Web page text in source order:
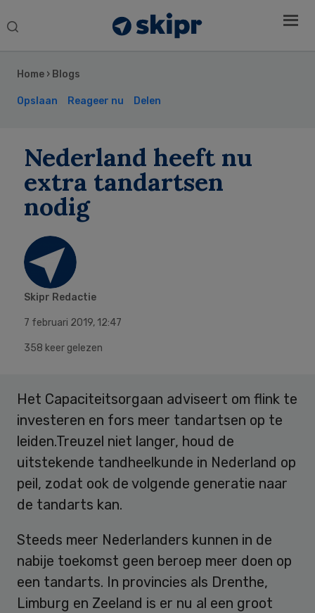
Search
Home › Blogs
Opslaan Reageer nu Delen
Nederland heeft nu
extra tandartsen
nodig
Skipr Redactie
7 februari 2019, 12:47
358 keer gelezen
Het Capaciteitsorgaan adviseert om flink te
investeren en fors meer tandartsen op te
leiden.Treuzel niet langer, houd de
uitstekende tandheelkunde in Nederland op
peil, zodat ook de volgende generatie naar
de tandarts kan.
Steeds meer Nederlanders kunnen in de
nabije toekomst geen beroep meer doen op
een tandarts. In provincies als Drenthe,
Limburg en Zeeland is er nu al een groot
Sidebar